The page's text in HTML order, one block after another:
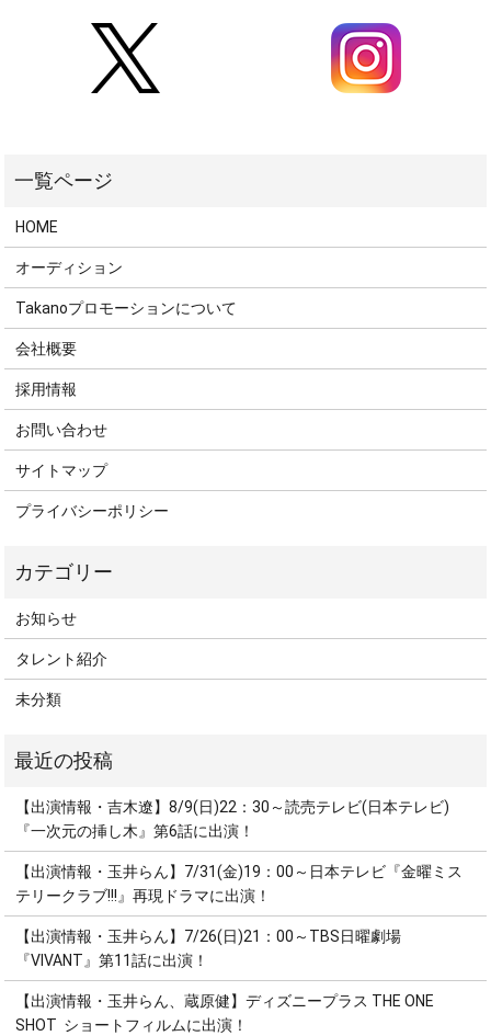
HOME
オーディション
Takanoプロモーションについて
会社概要
採用情報
お問い合わせ
サイトマップ
プライバシーポリシー
お知らせ
タレント紹介
未分類
【出演情報・吉木遼】8/9(日)22：30～読売テレビ(日本テレビ)
『一次元の挿し木』第6話に出演！
【出演情報・玉井らん】7/31(金)19：00～日本テレビ『金曜ミス
テリークラブ!!!』再現ドラマに出演！
【出演情報・玉井らん】7/26(日)21：00～TBS日曜劇場
『VIVANT』第11話に出演！
【出演情報・玉井らん、蔵原健】ディズニープラス THE ONE
SHOT ショートフィルムに出演！